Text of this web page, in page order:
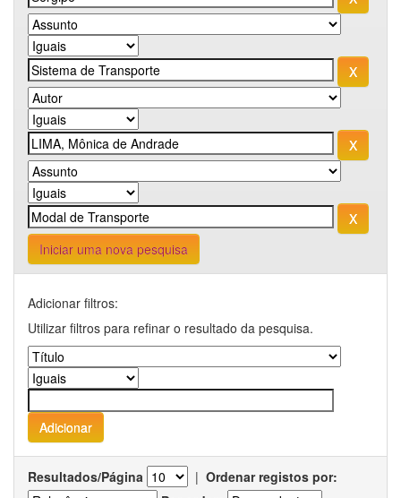
Iniciar uma nova pesquisa
Adicionar filtros:
Utilizar filtros para refinar o resultado da pesquisa.
Resultados/Página | Ordenar registos por: